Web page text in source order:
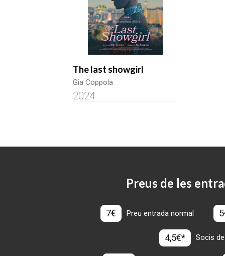
The last showgirl
Gia Coppola
2024
Preus de les
7€ Preu entrada normal
4,5€* Socis